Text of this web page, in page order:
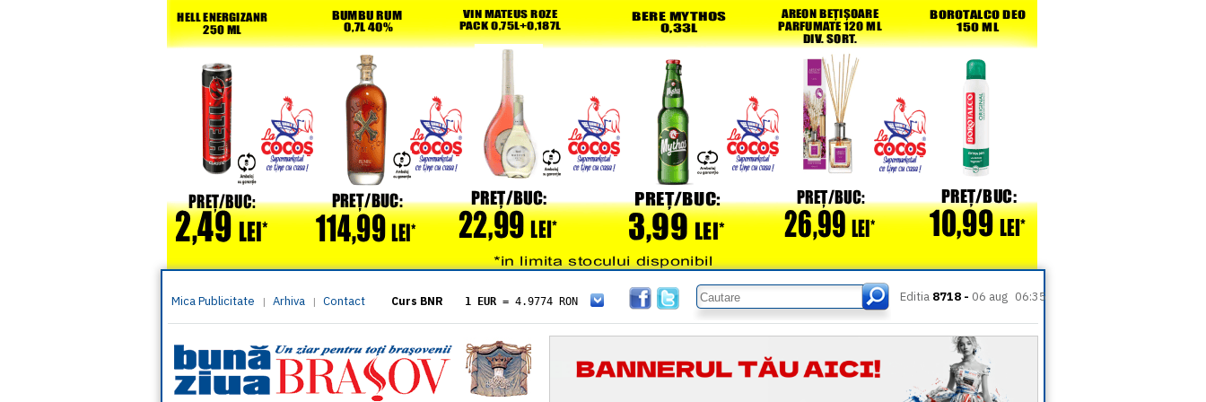
Mica Publicitate | Arhiva | Contact Curs BNR 1 EUR = 4.9774 RON
= 5.8304 RON
1 XAU= 464.4611 RON
1 AED= 1.1933 RON
1 AUD= 2.7957 RON
1 BGN= 2.5449 RON
Editia 8718 - 06 aug 06:35